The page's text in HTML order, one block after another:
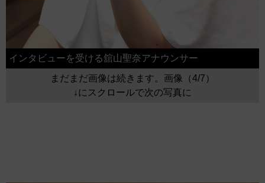
インタビューを受ける舘山聖奈アナウンサー
まだまだ画像は続きます。画像（4/7）
↓にスクロールで次の写真に